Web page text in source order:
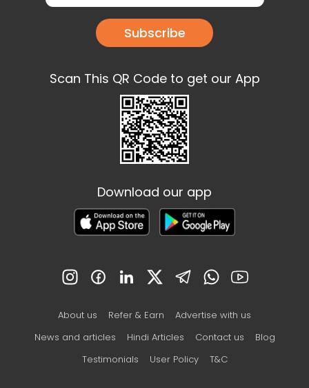
Subscribe
Scan This QR Code to get our App
Download our app
About us Refer & Earn
Advertise with us
News and articles
Hindi Articles Contact us
Blog
Testimonials
User Policy T&C